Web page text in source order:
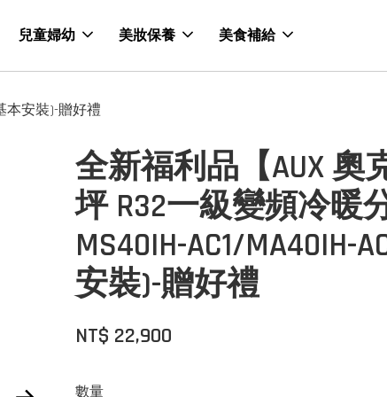
兒童婦幼 美妝保養 美食補給
本安裝)-贈好禮
全新福利品【AUX 奧
坪 R32一級變頻冷暖
MS40IH-AC1/MA40IH-
安裝)-贈好禮
NT$ 22,900
數量